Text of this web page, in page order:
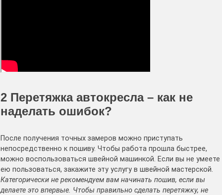
2 Перетяжка автокресла – как не
наделать ошибок?
После получения точных замеров можно приступать
непосредственно к пошиву. Чтобы работа прошла быстрее,
можно воспользоваться швейной машинкой. Если вы не умеете
ею пользоваться, закажите эту услугу в швейной мастерской.
Категорически не рекомендуем вам начинать пошив, если вы
делаете это впервые. Чтобы правильно сделать перетяжку, не